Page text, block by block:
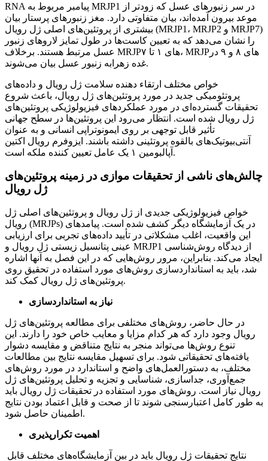
RNA پیامبر مربوط به MRJP1 در سر زنبورهای عسل که زودتر از
موعد بیرون آمده‌اند، بیان متفاوتی دارد. مغز زنبورهای پرستار بیان
بیشتری از پروتئین‌های اصلی ژل رویال (MRJP1، MRJP2 و MRJP7)
را نشان می‌دهد که به تعیین کاست‌ها در طول تمایز لاروهای زنبور
عسل مرتبط هستند. برخلاف MRJPهای ۱ تا ۷، MRJPهای ۸ و ۹ در
غده زهرابه زنبور عسل بیان می‌شوند.
خواص مختلف ارتقاء دهنده سلامت ژل رویال و داده‌های
پروتئومیکی جدید در مورد پروتئین‌های ژل رویال، باعث شروع
تحقیقات گسترده‌ای در مورد عملکردهای فیزیولوژیکی پروتئین‌های
ژل رویال شده است. انتظار می‌رود این پروتئین‌ها در سطح جهانی
تأثیر قابل توجهی بر روی ایمونوتراپی انسانی و به عنوان
آنتی‌بیوتیک‌های بالقوه پروتئینی داشته باشند. ایزوفرم رویال اکتین
آپالبومین ۱ یک عامل تعیین کننده ملکه است.
چالش‌های ناشی از تحقیقات موازی در زمینه پروتئین‌های
ژل رویال
خواص فیزیولوژیکی جدیدی از ژل رویال و پروتئین‌های اصلی ژل
رویال (MRJPs) در یک آزمایشگاه دیگر کشف شده است. پیامدهای
این واقعیت، اغلب مشکلاتی در تأیید داده‌های تجربی برای ارزیابی
عینی پتانسیل زیستی ژل رویال و MRJP1 از دیدگاه روش‌شناسی
ایجاد می‌کند. بنابراین، مرور روش‌هایی که در این فصل به آنها اشاره
شد، باید به استانداردسازی روش‌های مورد استفاده در تحقیق روی
پروتئین‌های ژل رویال کمک کند.
در حال حاضر، روش‌های مختلفی برای مطالعه پروتئین‌های ژل
رویال وجود دارد که هر کدام مزایا و معایب خاص خود را دارند. این
تنوع روش‌ها می‌تواند منجر به نتایج متناقض و مقایسه دشوار
یافته‌های تحقیقاتی شود. برای تسهیل مقایسه نتایج بین مطالعات
مختلف، به دستورالعمل‌های واضح و استاندارد در مورد روش‌های
جمع‌آوری، جداسازی، شناسایی و تجزیه و تحلیل پروتئین‌های ژل
رویال نیاز است. روش‌های مورد استفاده در تحقیقات ژل رویال باید
به طور کامل اعتبارسنجی شوند تا از صحت و قابل اعتماد بودن نتایج
اطمینان حاصل شود.
اهمیت تکرارپذیری